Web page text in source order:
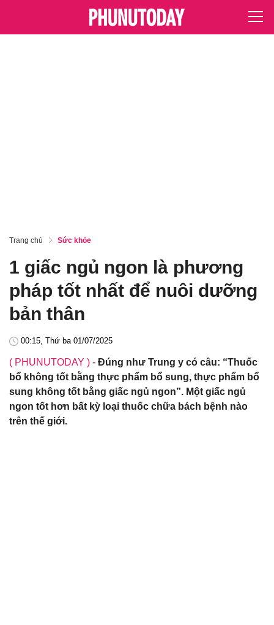
Trang chủ Sức khỏe
1 giấc ngủ ngon là phương
pháp tốt nhất để nuôi dưỡng
bản thân
00:15, Thứ ba 01/07/2025
( PHUNUTODAY ) - Đúng như Trung y có câu: “Thuốc
bổ không tốt bằng thực phẩm bổ sung, thực phẩm bổ
sung không tốt bằng giấc ngủ ngon”. Một giấc ngủ
ngon tốt hơn bất kỳ loại thuốc chữa bách bệnh nào
trên thế giới.